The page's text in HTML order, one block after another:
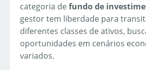
categoria defundo de
gestor tem liberdade para
diferentes classes de ativos,
oportunidades em cenários
variados.